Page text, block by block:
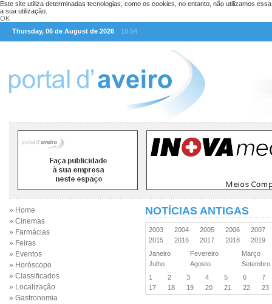
Este site utiliza determinadas tecnologias, como os cookies, no entanto, não utilizamos
a sua utilização.
OK
Thursday, 06 de August de 2026
10:54
» Home
» Cinemas
» Farmácias
» Feiras
» Eventos
» Horóscopo
» Classificados
» Localização
» Gastronomia
NOTÍCIAS ANTIGAS
2003 2004 2005 2006
2007
2015
2016 2017 2018
2019
Janeiro
Fevereiro
Março
Julho
Agosto
1
2 3 4 5 6
7
17
18 19 20 21 22 23